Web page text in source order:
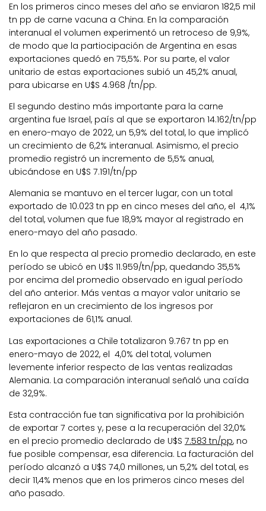
En los primeros cinco meses del año se enviaron 182,5 mil
tn pp de carne vacuna a China. En la comparación
interanual el volumen experimentó un retroceso de 9,9%,
de modo que la partiocipación de Argentina en esas
exportaciones quedó en 75,5%. Por su parte, el valor
unitario de estas exportaciones subió un 45,2% anual,
para ubicarse en U$S 4.968 /tn/pp.
El segundo destino más importante para la carne
argentina fue Israel, país al que se exportaron 14.162/tn/pp
en enero-mayo de 2022, un 5,9% del total, lo que implicó
un crecimiento de 6,2% interanual. Asimismo, el precio
promedio registró un incremento de 5,5% anual,
ubicándose en U$S 7.191/tn/pp
Alemania se mantuvo en el tercer lugar, con un total
exportado de 10.023 tn pp en cinco meses del año, el 4,1%
del total, volumen que fue 18,9% mayor al registrado en
enero-mayo del año pasado.
En lo que respecta al precio promedio declarado, en este
período se ubicó en U$S 11.959/tn/pp, quedando 35,5%
por encima del promedio observado en igual período
del año anterior. Más ventas a mayor valor unitario se
reflejaron en un crecimiento de los ingresos por
exportaciones de 61,1% anual.
Las exportaciones a Chile totalizaron 9.767 tn pp en
enero-mayo de 2022, el 4,0% del total, volumen
levemente inferior respecto de las ventas realizadas
Alemania. La comparación interanual señaló una caída
de 32,9%.
Esta contracción fue tan significativa por la prohibición
de exportar 7 cortes y, pese a la recuperación del 32,0%
en el precio promedio declarado de U$S 7.583 tn/pp, no
fue posible compensar, esa diferencia. La facturación del
período alcanzó a U$S 74,0 millones, un 5,2% del total, es
decir 11,4% menos que en los primeros cinco meses del
año pasado.